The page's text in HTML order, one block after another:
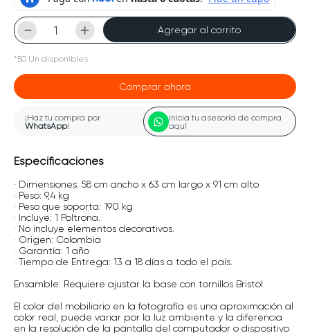
＋
－ Agregar al carrito
*50 Un disponibles.
Comprar ahora
¡Haz tu compra por
WhatsApp!
Inicia tu asesoría de compra
aquí
Especificaciones
· Dimensiones: 58 cm ancho x 63 cm largo x 91 cm alto
· Peso: 9,4 kg
· Peso que soporta: 190 kg
· Incluye: 1 Poltrona.
· No incluye elementos decorativos.
· Origen: Colombia
· Garantía: 1 año
· Tiempo de Entrega: 13 a 18 días a todo el país.
Ensamble: Requiere ajustar la base con tornillos Bristol.
El color del mobiliario en la fotografía es una aproximación al
color real, puede variar por la luz ambiente y la diferencia
en la resolución de la pantalla del computador o dispositivo